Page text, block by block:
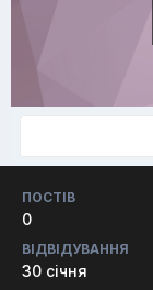
ПОСТІВ
0
ВІДВІДУВАННЯ
30 січня